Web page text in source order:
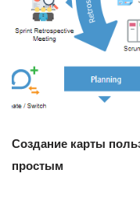
Создание карты
простым